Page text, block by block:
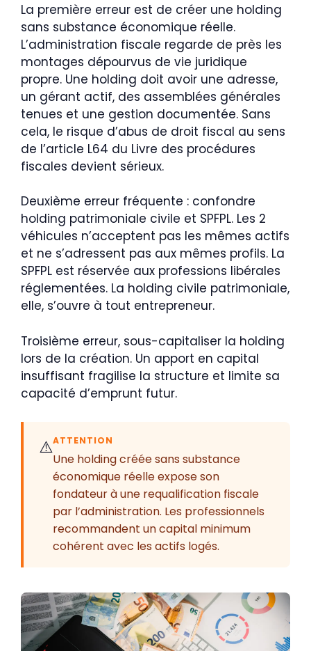
La première erreur est de créer une holding
sans substance économique réelle.
L’administration fiscale regarde de près les
montages dépourvus de vie juridique
propre. Une holding doit avoir une adresse,
un gérant actif, des assemblées générales
tenues et une gestion documentée. Sans
cela, le risque d’abus de droit fiscal au sens
de l’article L64 du Livre des procédures
fiscales devient sérieux.
Deuxième erreur fréquente : confondre
holding patrimoniale civile et SPFPL. Les 2
véhicules n’acceptent pas les mêmes actifs
et ne s’adressent pas aux mêmes profils. La
SPFPL est réservée aux professions libérales
réglementées. La holding civile patrimoniale,
elle, s’ouvre à tout entrepreneur.
Troisième erreur, sous-capitaliser la holding
lors de la création. Un apport en capital
insuffisant fragilise la structure et limite sa
capacité d’emprunt futur.
⚠️ATTENTION
Une holding créée sans substance
économique réelle expose son
fondateur à une requalification fiscale
par l’administration. Les professionnels
recommandent un capital minimum
cohérent avec les actifs logés.